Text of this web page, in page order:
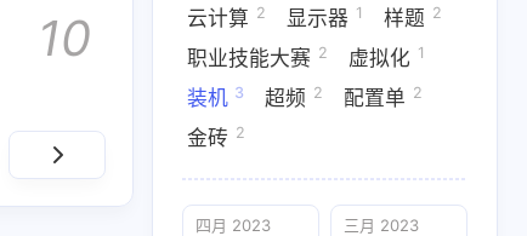
Redhat 2 4 Ryzen
iperf1 pip1
2
10 云计算 2 显示器 1 样题 2
职业技能大赛 2 虚拟化 1
装机 3 超频 2 配置单 2
金砖 2
四月 2023 三月 2023